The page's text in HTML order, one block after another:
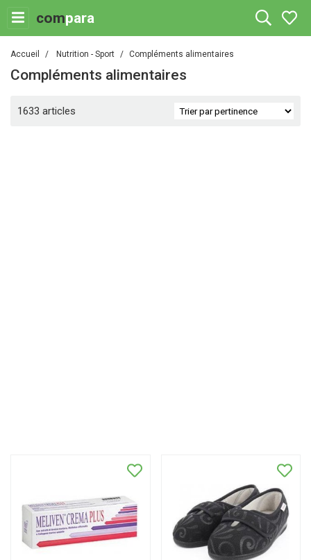
compara
Accueil Nutrition - Sport Compléments alimentaires
Compléments alimentaires
1633 articles